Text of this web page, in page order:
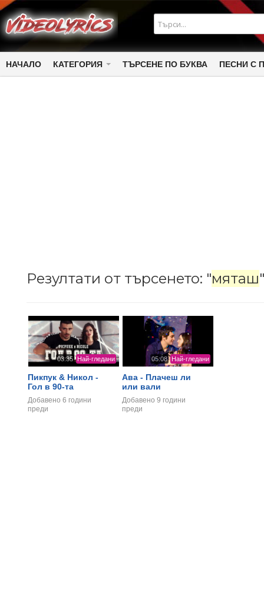
НАЧАЛО КАТЕГОРИЯ ТЪРСЕНЕ ПО БУКВА ПЕСНИ С
Резултати от търсенето: "мяташ"
03:35 Най-гледани
Пикпук & Никол -
Гол в 90-та
Добавено 6 години
преди
05:08 Най-гледани
Ава - Плачеш ли
или вали
Добавено 9 години
преди